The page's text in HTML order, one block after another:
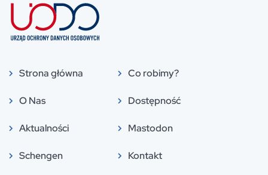
Strona główna
O Nas
Aktualności
Schengen
Co robimy?
Dostępność
Mastodon
Kontakt